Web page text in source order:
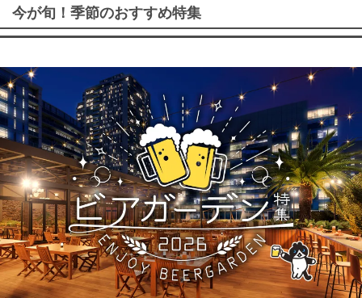
今が旬！季節のおすすめ特集